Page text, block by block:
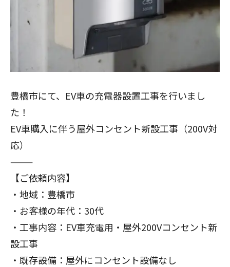
豊橋市にて、EV車の充電器設置工事を行いまし
た！
EV車購入に伴う屋外コンセント新設工事（200V対
応）
⸻
【ご依頼内容】
・地域：豊橋市
・お客様の年代：30代
・工事内容：EV車充電用・屋外200Vコンセント新
設工事
・既存設備：屋外にコンセント設備なし